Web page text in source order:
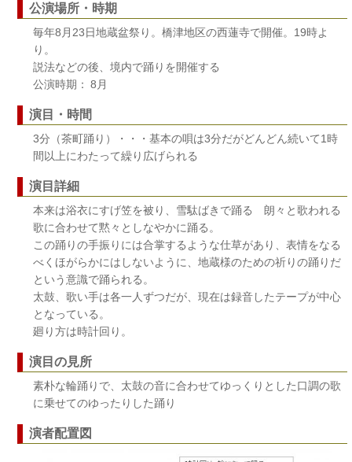
公演場所・時期
毎年8月23日地蔵盆祭り。橋津地区の西蓮寺で開催。19時よ
り。
説法などの後、境内で踊りを開催する
公演時期： 8月
演目・時間
3分（茶町踊り）・・・基本の唄は3分だがどんどん続いて1時
間以上にわたって繰り広げられる
演目詳細
本来は浴衣にすげ笠を被り、雪駄ばきで踊る 朗々と歌われる
歌に合わせて黙々としなやかに踊る。
この踊りの手振りには合掌するような仕草があり、表情をなる
べくほがらかにはしないように、地蔵様のための祈りの踊りだ
という意識で踊られる。
太鼓、歌い手は各一人ずつだが、現在は録音したテープが中心
となっている。
廻り方は時計回り。
演目の見所
素朴な輪踊りで、太鼓の音に合わせてゆっくりとした口調の歌
に乗せてのゆったりした踊り
演者配置図